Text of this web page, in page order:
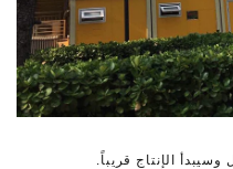
الإنتاج قريباً.